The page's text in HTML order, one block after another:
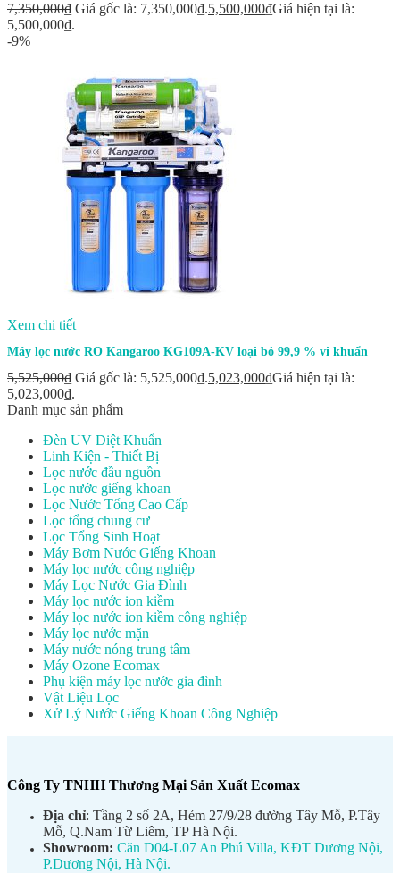
7,350,000₫ Giá gốc là: 7,350,000₫.5,500,000₫Giá hiện tại là:
5,500,000₫.
-9%
Xem chi tiết
Máy lọc nước RO Kangaroo KG109A-KV loại bỏ 99,9 % vi khuẩn
5,525,000₫ Giá gốc là: 5,525,000₫.5,023,000₫Giá hiện tại là:
5,023,000₫.
Danh mục sản phẩm
Đèn UV Diệt Khuẩn
Linh Kiện - Thiết Bị
Lọc nước đầu nguồn
Lọc nước giếng khoan
Lọc Nước Tổng Cao Cấp
Lọc tổng chung cư
Lọc Tổng Sinh Hoạt
Máy Bơm Nước Giếng Khoan
Máy lọc nước công nghiệp
Máy Lọc Nước Gia Đình
Máy lọc nước ion kiềm
Máy lọc nước ion kiềm công nghiệp
Máy lọc nước mặn
Máy nước nóng trung tâm
Máy Ozone Ecomax
Phụ kiện máy lọc nước gia đình
Vật Liệu Lọc
Xử Lý Nước Giếng Khoan Công Nghiệp
Công Ty TNHH Thương Mại Sản Xuất Ecomax
Địa chỉ: Tầng 2 số 2A, Hẻm 27/9/28 đường Tây Mỗ, P.Tây
Mỗ, Q.Nam Từ Liêm, TP Hà Nội.
Showroom: Căn D04-L07 An Phú Villa, KĐT Dương Nội,
P.Dương Nội, Hà Nội.